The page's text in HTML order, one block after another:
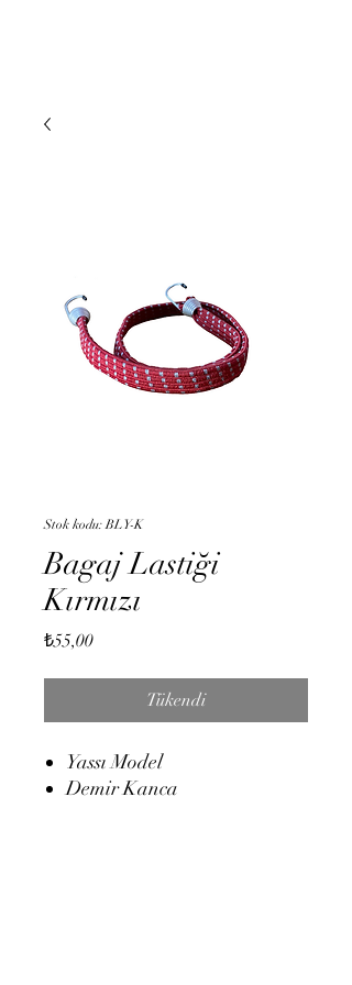
Stok kodu: BLY-K
Bagaj Lastiği
Kırmızı
₺55,00Fiyat
Tükendi
Yassı Model
Demir Kanca